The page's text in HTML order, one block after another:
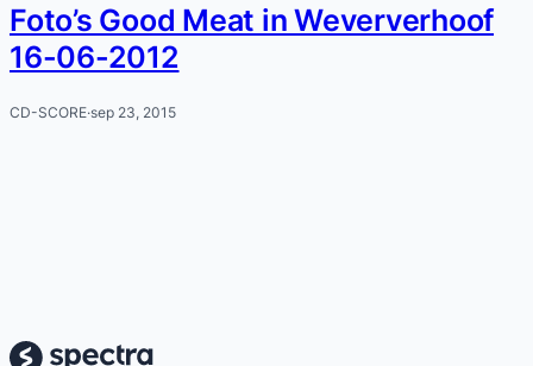
Foto’s Good Meat in Weververhoof
16-06-2012
CD-SCORE·sep 23, 2015